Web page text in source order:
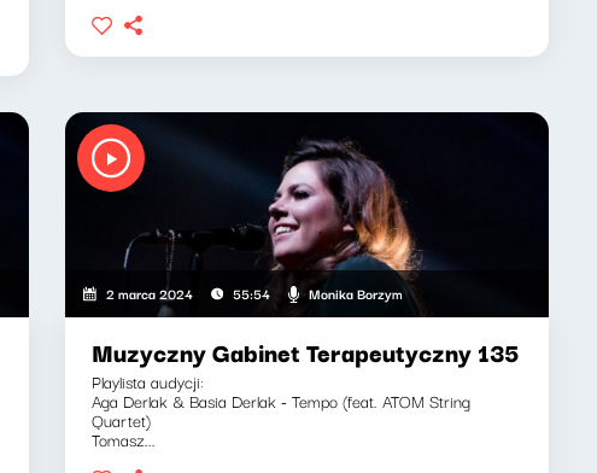
2 marca 2024 55:54 Monika Borzym
Muzyczny Gabinet Terapeutyczny 135
Playlista audycji:
Aga Derlak & Basia Derlak - Tempo (feat. ATOM String
Quartet)
Tomasz...